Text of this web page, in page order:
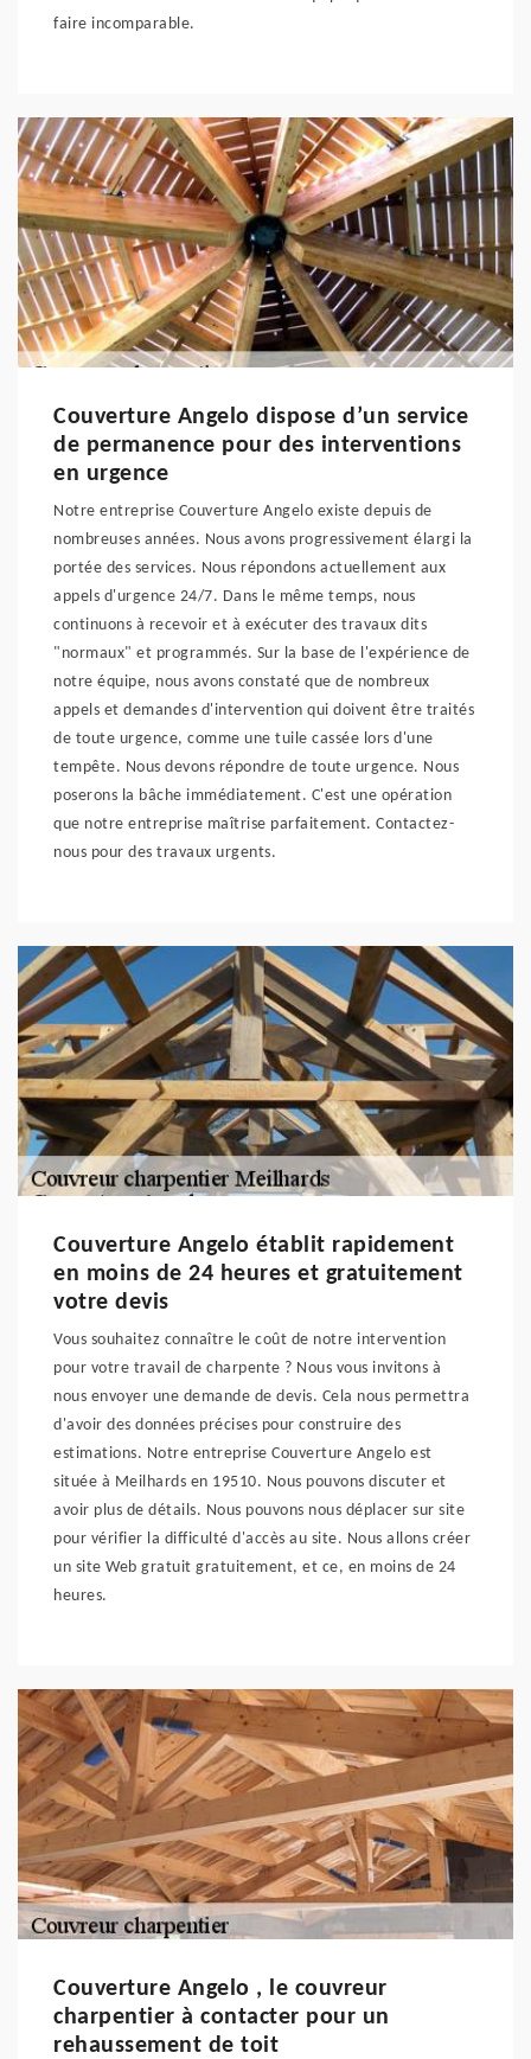
faire incomparable.
Couverture Angelo dispose d’un service
de permanence pour des interventions
en urgence
Notre entreprise Couverture Angelo existe depuis de
nombreuses années. Nous avons progressivement élargi la
portée des services. Nous répondons actuellement aux
appels d'urgence 24/7. Dans le même temps, nous
continuons à recevoir et à exécuter des travaux dits
"normaux" et programmés. Sur la base de l'expérience de
notre équipe, nous avons constaté que de nombreux
appels et demandes d'intervention qui doivent être traités
de toute urgence, comme une tuile cassée lors d'une
tempête. Nous devons répondre de toute urgence. Nous
poserons la bâche immédiatement. C'est une opération
que notre entreprise maîtrise parfaitement. Contactez-
nous pour des travaux urgents.
Couverture Angelo établit rapidement
en moins de 24 heures et gratuitement
votre devis
Vous souhaitez connaître le coût de notre intervention
pour votre travail de charpente ? Nous vous invitons à
nous envoyer une demande de devis. Cela nous permettra
d'avoir des données précises pour construire des
estimations. Notre entreprise Couverture Angelo est
située à Meilhards en 19510. Nous pouvons discuter et
avoir plus de détails. Nous pouvons nous déplacer sur site
pour vérifier la difficulté d'accès au site. Nous allons créer
un site Web gratuit gratuitement, et ce, en moins de 24
heures.
Couverture Angelo , le couvreur
charpentier à contacter pour un
rehaussement de toit